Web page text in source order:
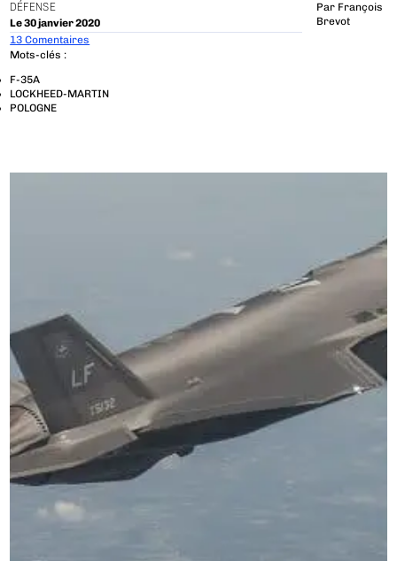
DÉFENSE
Le 30 janvier 2020
Par François
Brevot
13 Comentaires
Mots-clés :
F-35A
LOCKHEED-MARTIN
POLOGNE